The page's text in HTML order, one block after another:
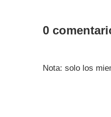
0
Nota: solo los